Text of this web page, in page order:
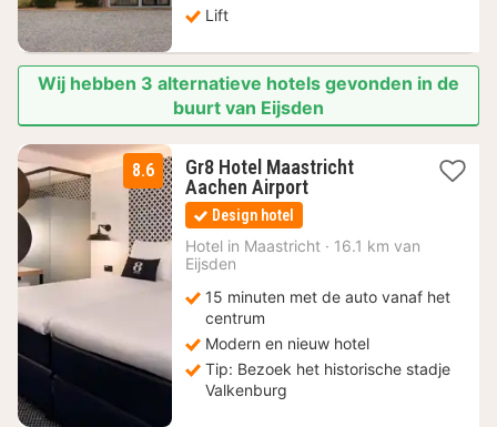
Lift
Wij hebben 3 alternatieve hotels gevonden in de
buurt van Eijsden
8.6
Gr8 Hotel Maastricht
Aachen Airport1
105
Design hotel
Hotel in Maastricht · 16.1 km van
Eijsden
15 minuten met de auto vanaf het
centrum
Modern en nieuw hotel
Tip: Bezoek het historische stadje
Valkenburg